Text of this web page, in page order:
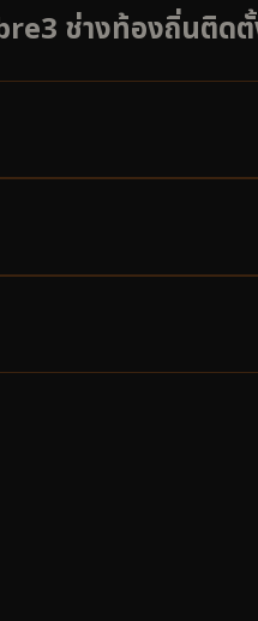
ช่างท้องถิ่นติด